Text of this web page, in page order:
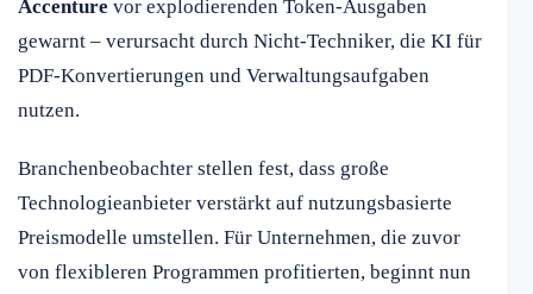
Accenture vor explodierenden Token-Ausgaben
gewarnt – verursacht durch Nicht-Techniker, die KI für
PDF-Konvertierungen und Verwaltungsaufgaben
nutzen.
Branchenbeobachter stellen fest, dass große
Technologieanbieter verstärkt auf nutzungsbasierte
Preismodelle umstellen. Für Unternehmen, die zuvor
von flexibleren Programmen profitierten, beginnt nun